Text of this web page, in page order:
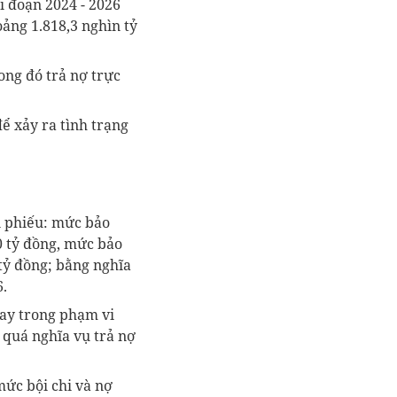
2024 - 2026
1.818,3 nghìn tỷ
đó trả nợ trực
xảy ra tình trạng
phiếu: mức bảo
tỷ đồng, mức bảo
đồng; bằng nghĩa
trong phạm vi
nghĩa vụ trả nợ
bội chi và nợ